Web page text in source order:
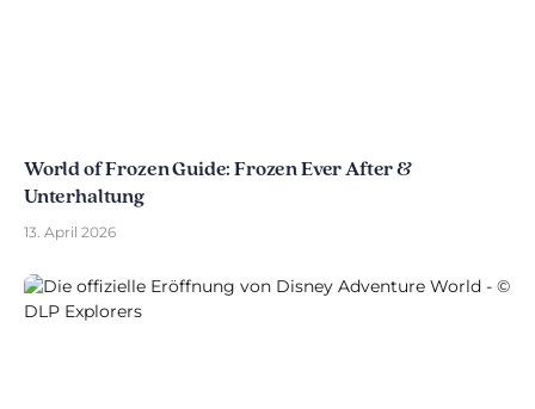
World of Frozen Guide: Frozen Ever After &
Unterhaltung
13. April 2026